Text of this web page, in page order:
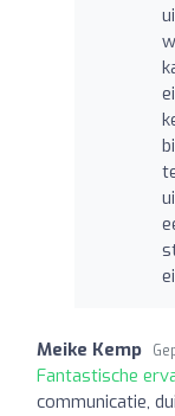
Meike Kemp
Fantastische
communicatie,